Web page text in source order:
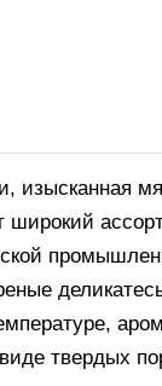
широкий
твердых